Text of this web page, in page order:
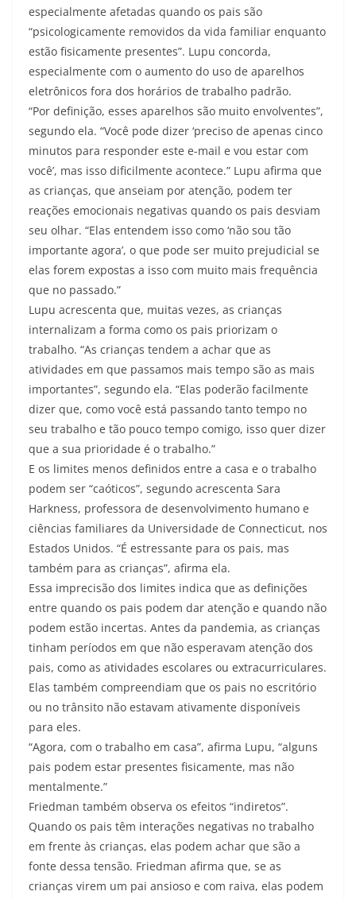
especialmente afetadas quando os pais são
“psicologicamente removidos da vida familiar enquanto
estão fisicamente presentes”. Lupu concorda,
especialmente com o aumento do uso de aparelhos
eletrônicos fora dos horários de trabalho padrão.
“Por definição, esses aparelhos são muito envolventes”,
segundo ela. “Você pode dizer ‘preciso de apenas cinco
minutos para responder este e-mail e vou estar com
você’, mas isso dificilmente acontece.” Lupu afirma que
as crianças, que anseiam por atenção, podem ter
reações emocionais negativas quando os pais desviam
seu olhar. “Elas entendem isso como ‘não sou tão
importante agora’, o que pode ser muito prejudicial se
elas forem expostas a isso com muito mais frequência
que no passado.”
Lupu acrescenta que, muitas vezes, as crianças
internalizam a forma como os pais priorizam o
trabalho. “As crianças tendem a achar que as
atividades em que passamos mais tempo são as mais
importantes”, segundo ela. “Elas poderão facilmente
dizer que, como você está passando tanto tempo no
seu trabalho e tão pouco tempo comigo, isso quer dizer
que a sua prioridade é o trabalho.”
E os limites menos definidos entre a casa e o trabalho
podem ser “caóticos”, segundo acrescenta Sara
Harkness, professora de desenvolvimento humano e
ciências familiares da Universidade de Connecticut, nos
Estados Unidos. “É estressante para os pais, mas
também para as crianças”, afirma ela.
Essa imprecisão dos limites indica que as definições
entre quando os pais podem dar atenção e quando não
podem estão incertas. Antes da pandemia, as crianças
tinham períodos em que não esperavam atenção dos
pais, como as atividades escolares ou extracurriculares.
Elas também compreendiam que os pais no escritório
ou no trânsito não estavam ativamente disponíveis
para eles.
“Agora, com o trabalho em casa”, afirma Lupu, “alguns
pais podem estar presentes fisicamente, mas não
mentalmente.”
Friedman também observa os efeitos “indiretos”.
Quando os pais têm interações negativas no trabalho
em frente às crianças, elas podem achar que são a
fonte dessa tensão. Friedman afirma que, se as
crianças virem um pai ansioso e com raiva, elas podem